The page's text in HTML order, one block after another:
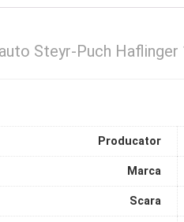
Steyr-Puch
Producator
Marca
Scara